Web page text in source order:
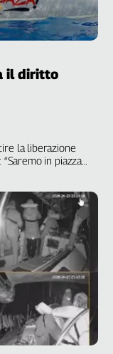
il diritto
la liberazione
in piazza